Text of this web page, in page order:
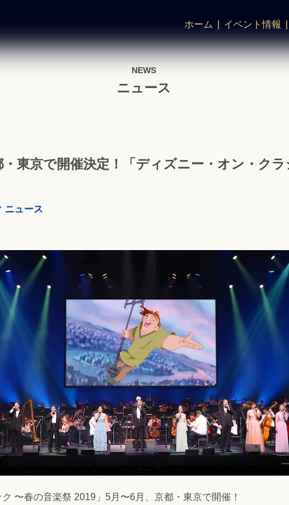
ホーム イベント情報
NEWS
ニュース
・東京で開催決定！「ディズニー・オン・ク
ニュース
〜春の音楽祭 2019」5月〜6月、京都・東京で開催！